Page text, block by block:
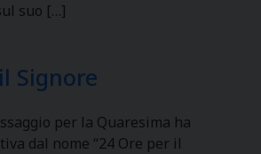
suo […]
Signore
per la Quaresima ha
dal nome “24 Ore per il